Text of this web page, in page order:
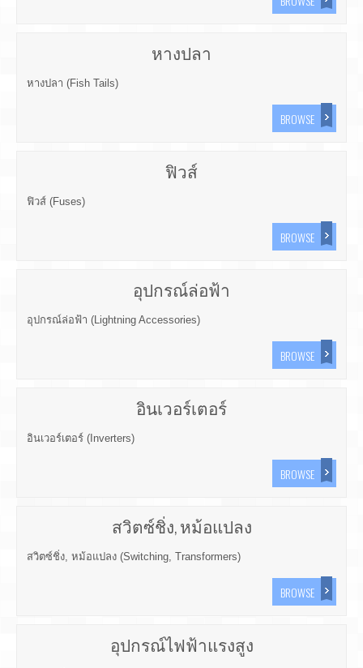
หางปลา
หางปลา (Fish Tails)
BROWSE
ฟิวส์
ฟิวส์ (Fuses)
BROWSE
อุปกรณ์ล่อฟ้า
อุปกรณ์ล่อฟ้า (Lightning Accessories)
BROWSE
อินเวอร์เตอร์
อินเวอร์เตอร์ (Inverters)
BROWSE
สวิตซ์ชิ่ง, หม้อแปลง
สวิตซ์ชิ่ง, หม้อแปลง (Switching, Transformers)
BROWSE
อุปกรณ์ไฟฟ้าแรงสูง